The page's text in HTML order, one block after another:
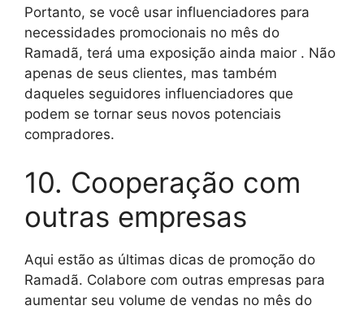
Portanto, se você usar influenciadores para
necessidades promocionais no mês do
Ramadã, terá uma exposição ainda maior . Não
apenas de seus clientes, mas também
daqueles seguidores influenciadores que
podem se tornar seus novos potenciais
compradores.
10. Cooperação com
outras empresas
Aqui estão as últimas dicas de promoção do
Ramadã. Colabore com outras empresas para
aumentar seu volume de vendas no mês do